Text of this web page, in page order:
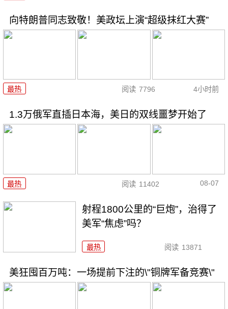
向特朗普同志致敬！美政坛上演“超级抹红大赛”
最热 阅读 7796 4小时前
1.3万俄军直插日本海，美日的双线噩梦开始了
最热 阅读 11402 08-07
射程1800公里的“巨炮”，治得了
美军“焦虑”吗？
最热 阅读 13871
美狂囤百万吨：一场提前下注的\"铜牌军备竞赛\"